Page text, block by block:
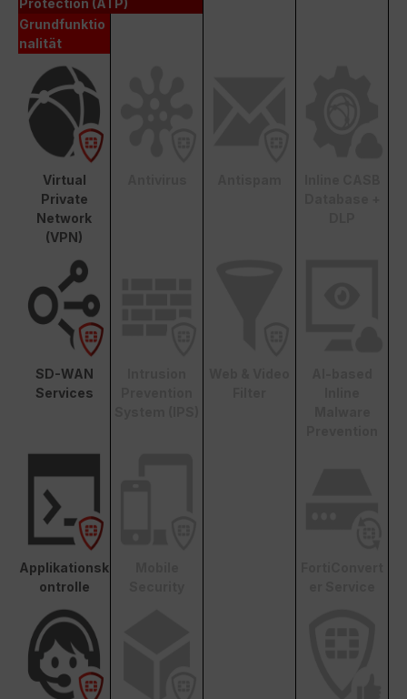
Protection (ATP)
Grundfunktio
nalität
Virtual
Private
Network
(VPN)
SD-WAN
Services
Applikationsk
ontrolle